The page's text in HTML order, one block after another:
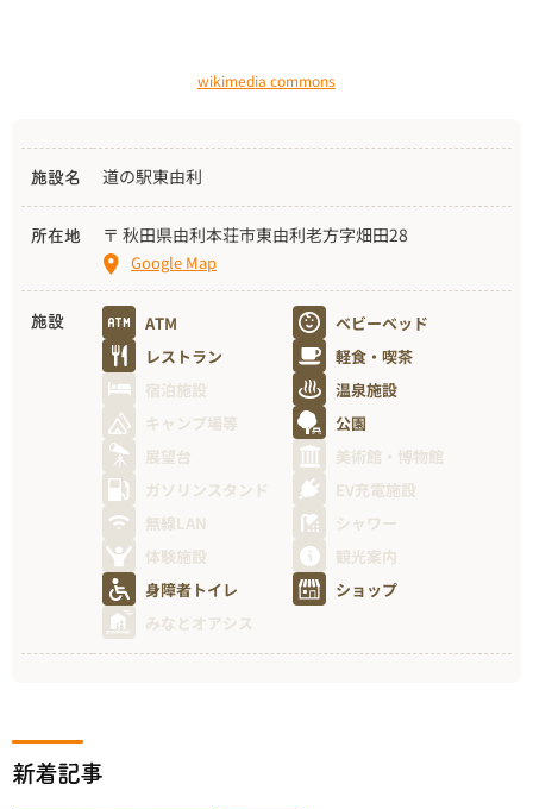
wikimedia commons
施設名 道の駅東由利
所在地 〒 秋田県由利本荘市東由利老方字畑田28
Google Map
施設 ATM
ベビーベッド
レストラン
軽食・喫茶
宿泊施設
温泉施設
キャンプ場等
公園
展望台
美術館・博物館
ガソリンスタンド
EV充電施設
無線LAN
シャワー
体験施設
観光案内
身障者トイレ
ショップ
みなとオアシス
新着記事